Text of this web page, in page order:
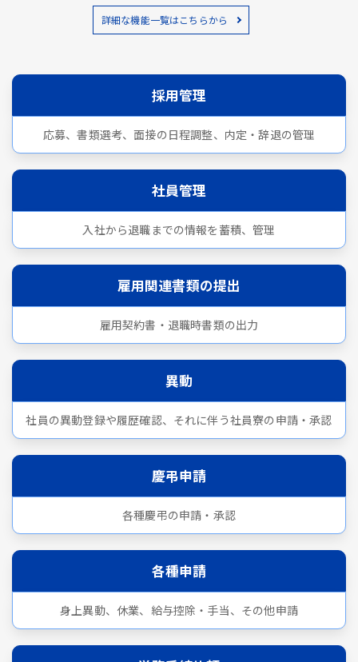
詳細な機能一覧はこちらから
採用管理
応募、書類選考、面接の日程調整、内定・辞退の管理
社員管理
入社から退職までの情報を蓄積、管理
雇用関連書類の提出
雇用契約書・退職時書類の出力
異動
社員の異動登録や履歴確認、それに伴う社員寮の申請・承認
慶弔申請
各種慶弔の申請・承認
各種申請
身上異動、休業、給与控除・手当、その他申請